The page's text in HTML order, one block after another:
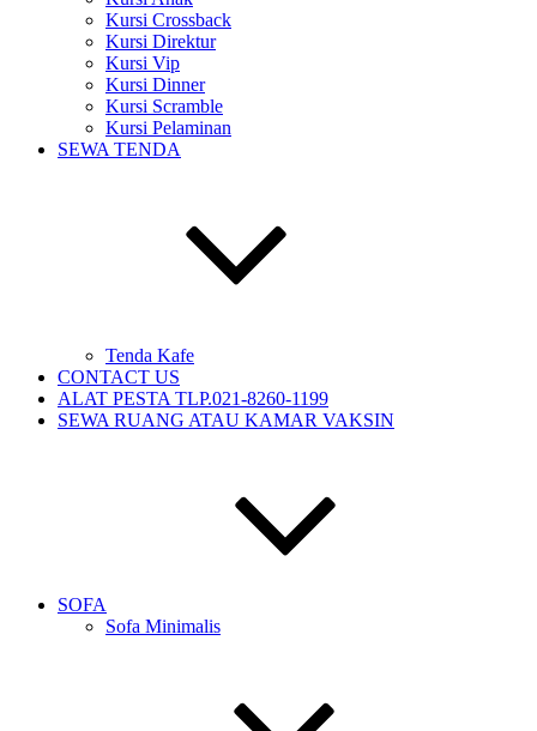
Kursi Crossback
Kursi Direktur
Kursi Vip
Kursi Dinner
Kursi Scramble
Kursi Pelaminan
SEWA TENDA
Tenda Kafe
CONTACT US
ALAT PESTA TLP.021-8260-1199
SEWA RUANG ATAU KAMAR VAKSIN
SOFA
Sofa Minimalis